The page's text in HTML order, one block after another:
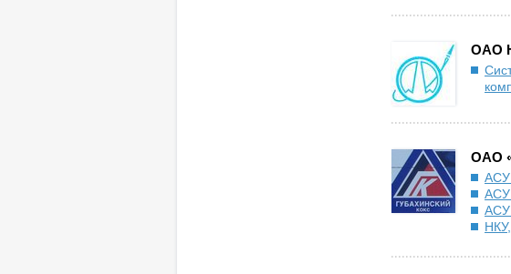
ОАО
ОАО
АСУ
АСУ
АСУ